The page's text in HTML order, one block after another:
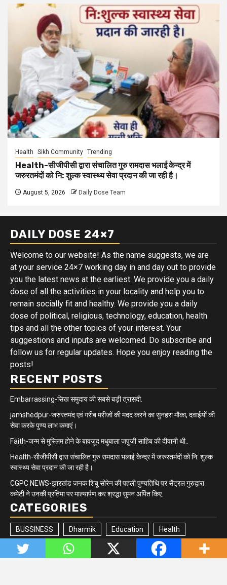
Health Sikh Community Trending
Health-सीजीपीसी द्वारा संचालित गुरु रामदास भलाई केन्द्र में
जरुरतमंदों को नि: शुल्क स्वास्थ्य सेवा प्रदान की जा रही है।
August 5, 2026 Daily Dose Team
DAILY DOSE 24×7
Welcome to our website! As the name suggests, we are
at your service 24×7 working day in and day out to provide
you the latest news at the earliest. We provide you a daily
dose of all the activities in your locality and help you to
remain socially fit and healthy. We provide you a daily
dose of political, religious, technology, education, health
tips and all the other topics of your interest. Your
suggestions and inputs are welcomed. Do subscribe and
follow us for regular updates. Hope you enjoy reading the
posts!
RECENT POSTS
Embarrassing-सिख समुदाय की सबसे बड़ी त्रासदी.
jamshedpur-जरुरतमंद एवं गरीब मरीजों की मदद करने का सुनहरा मौका, दवाईयों की
सेवा करके पुण्य लाभ कमाएं।
Faith-जन्म से मुस्लिम होने के बावजूद मधुबाला जपुजी साहिब की दीवानी थी..
Health-सीजीपीसी द्वारा संचालित गुरु रामदास भलाई केन्द्र में जरुरतमंदों को नि: शुल्क
स्वास्थ्य सेवा प्रदान की जा रही है।
CGPC NEWS-झारखंड जनक शिबू सोरेन की पहली पुण्यतिथि पर सेंट्रल गुरुद्वारा
कमेटी ने उनकी प्रतिमा पर माल्यार्पण कर श्रद्धा सुमन अर्पित किए.
CATEGORIES
BUSSINESS Dharmik Education Health
Jharkhand/Bihar Matrimonial Minority